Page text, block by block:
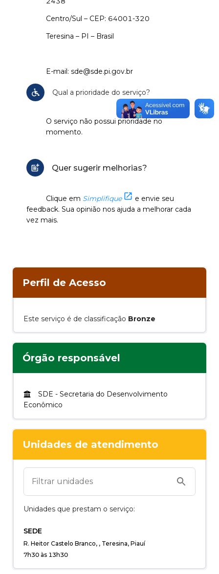
Centro/Sul – CEP: 64001-320
Teresina – PI – Brasil
E-mail: sde@sde.pi.gov.br
Qual a prioridade do serviço?
O serviço não possui prioridade no
momento.
Quer sugerir melhorias?
Clique em Simplifique
e envie seu
feedback. Sua opinião nos ajuda a melhorar cada
vez mais.
Perfil de Acesso
Este serviço é de classificação Bronze
Órgão responsável
SDE -Secretaria do Desenvolvimento
Econômico
Unidades de atendimento
Unidades que prestam o serviço:
SEDE
R. Heitor Castelo Branco, , Teresina, Piauí
7h30 às 13h30